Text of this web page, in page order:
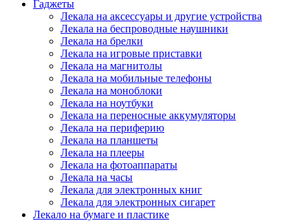
Гаджеты
Лекала на аксессуары и другие устройства
Лекала на беспроводные наушники
Лекала на брелки
Лекала на игровые приставки
Лекала на магнитолы
Лекала на мобильные телефоны
Лекала на моноблоки
Лекала на ноутбуки
Лекала на переносные аккумуляторы
Лекала на периферию
Лекала на планшеты
Лекала на плееры
Лекала на фотоаппараты
Лекала на часы
Лекала для электронных книг
Лекала для электронных сигарет
Лекало на бумаге и пластике